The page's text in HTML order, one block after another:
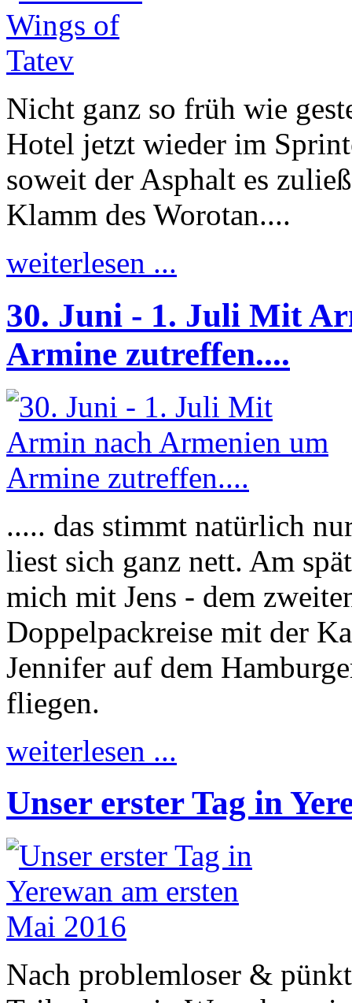
Nicht ganz so früh wie
Hotel jetzt wieder im
soweit der Asphalt es
Klamm des Worotan....
weiterlesen ...
30. Juni - 1. Juli Mit
Armine zutreffen....
..... das stimmt natürlich
liest sich ganz nett. Am
mich mit Jens - dem
Doppelpackreise mit der
Jennifer auf dem
fliegen.
weiterlesen ...
Unser erster Tag in
Nach problemloser &